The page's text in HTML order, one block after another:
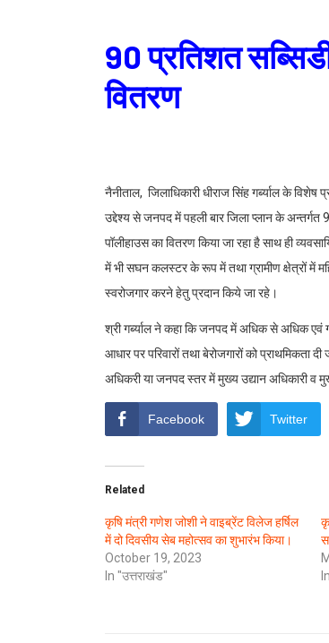
90 प्रतिशत
वितरण
नैनीताल, जिलाधिकारी धीराज सिंह गर्ब्याल के
उद्देश्य से जनपद में पहली बार जिला प्लान के
पॉलीहाउस का वितरण किया जा रहा है साथ ही
में भी सघन कलस्टर के रूप में तथा ग्रामीण क्षेत्रों में
स्वरोजगार करने हेतु प्रदान किये जा रहे।
श्री गर्ब्याल ने कहा कि जनपद में अधिक से अधिक एवं
आधार पर परिवारों तथा बेरोजगारों को
अधिकरी या जनपद स्तर में मुख्य उद्यान अधिकारी व
Facebook Twitter
Related
कृषि मंत्री गणेश जोशी ने वाइब्रेंट विलेज हर्षिल
में दो दिवसीय सेब महोत्सव का शुभारंभ किया।
October 19, 2023
In "उत्तराखंड"